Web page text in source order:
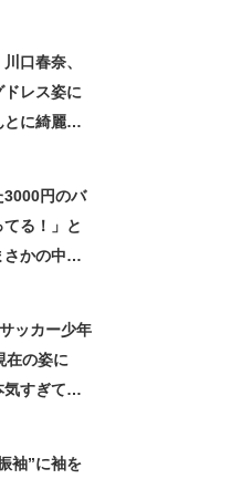
口春奈、
レス姿に
に綺麗」
3000円のバ
る！」と
かの中身
ッカー少年
の姿に
気すぎて尊
袖”に袖を